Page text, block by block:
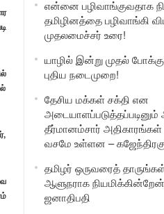
என்னை பழிவாங்குவதாக
தமிழினத்தை பழிவாங்கி
முதலமைச்சர் உரை!
யாழில் இன்று முதல்
புதிய நடைமுறை!
தேசிய மக்கள் சக்தி என
அடையாளப்படுத்தப்படினும்
தீர்மானம்சார் அதிகாரங்கள்
வசமே உள்ளன –
தமிழர் ஒருவரைத்
ஆளுநராக
ஜனாதிபதி